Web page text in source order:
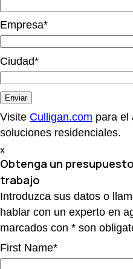
Empresa*
Ciudad*
Visite Culligan.com para el
soluciones residenciales.
x
Obtenga un
trabajo
Introduzca sus datos o
hablar con un experto en
marcados con * son
First Name*